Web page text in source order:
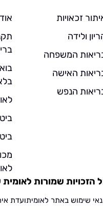
זכאויות
ולידה
המשפחה
האישה
הנפש
הזכויות שמורות לאומית
שימוש באתר לאומיתועדת